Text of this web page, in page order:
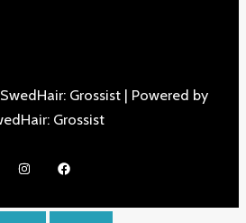
Grossist | Powered by
Grossist